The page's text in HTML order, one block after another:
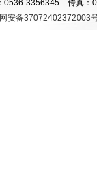
0536-3356345 传真
安备37072402372003